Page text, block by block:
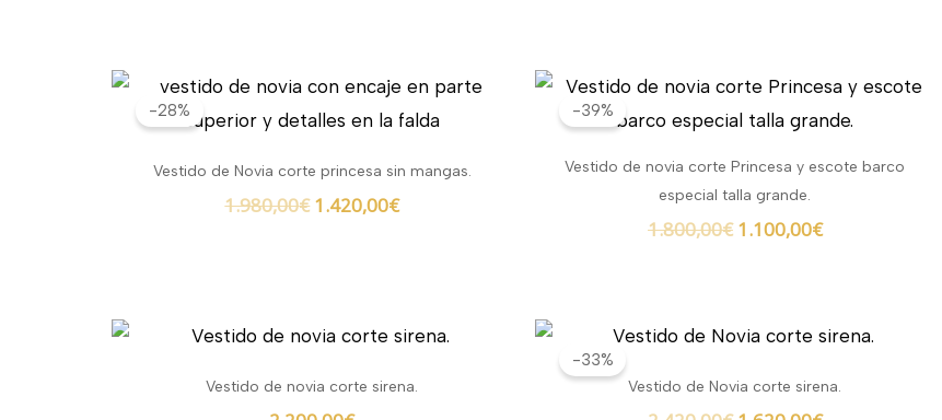
-28%
Vestido de Novia corte princesa sin mangas.
1.980,00€
El
original
1.980,00€.
1.420,00€
El
precio
actual
1.420,00€.
-39%
Vestido de novia corte Princesa y escote barco
especial talla grande.
1.800,00€
El
original
1.800,00€.
1.100,00€
El
precio
actual
1.100,00€.
Vestido de novia corte sirena.
-33%
Vestido de Novia corte sirena.
El
original
El
actual